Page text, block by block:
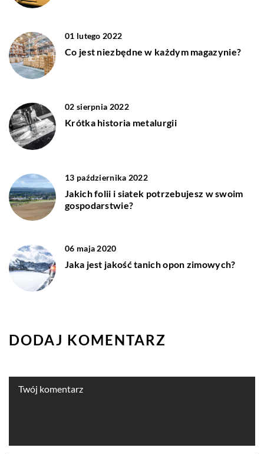
01 lutego 2022
Co jest niezbędne w każdym magazynie?
02 sierpnia 2022
Krótka historia metalurgii
13 października 2022
Jakich folii i siatek potrzebujesz w swoim
gospodarstwie?
06 maja 2020
Jaka jest jakość tanich opon zimowych?
DODAJ KOMENTARZ